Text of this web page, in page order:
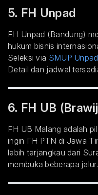
5. FH Unpad
FH Unpad (Bandung)
hukum bisnis
Seleksi via SMUP Unpad
Detail dan jadwal
6. FH UB
FH UB Malang adalah
ingin FH PTN di Jawa
lebih terjangkau dari
membuka beberapa